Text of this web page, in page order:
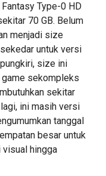
Type-0 HD
70 GB. Belum
menjadi size
untuk versi
size ini
sekompleks
sekitar
ini masih versi
tanggal
besar untuk
hingga